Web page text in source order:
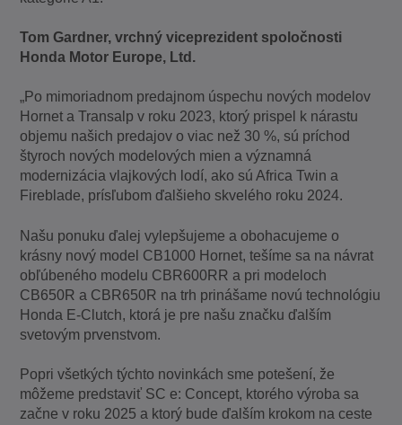
Tom Gardner, vrchný viceprezident spoločnosti
Honda Motor Europe, Ltd.
„Po mimoriadnom predajnom úspechu nových modelov
Hornet a Transalp v roku 2023, ktorý prispel k nárastu
objemu našich predajov o viac než 30 %, sú príchod
štyroch nových modelových mien a významná
modernizácia vlajkových lodí, ako sú Africa Twin a
Fireblade, prísľubom ďalšieho skvelého roku 2024.
Našu ponuku ďalej vylepšujeme a obohacujeme o
krásny nový model CB1000 Hornet, tešíme sa na návrat
obľúbeného modelu CBR600RR a pri modeloch
CB650R a CBR650R na trh prinášame novú technológiu
Honda E-Clutch, ktorá je pre našu značku ďalším
svetovým prvenstvom.
Popri všetkých týchto novinkách sme potešení, že
môžeme predstaviť SC e: Concept, ktorého výroba sa
začne v roku 2025 a ktorý bude ďalším krokom na ceste